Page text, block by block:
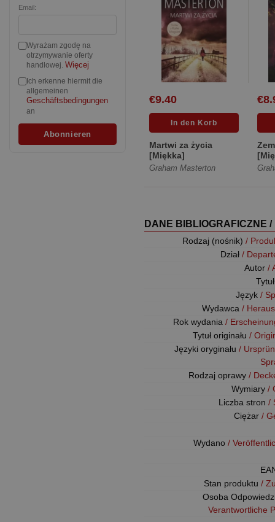
Email:
Wyrażam zgodę na
otrzymywanie oferty
handlowej. Więcej
Ich erkenne hiermit die
allgemeinen
Geschäftsbedingungen
an
€9.40
Martwi za życia
[Miękka]
Graham Masterton
DANE BIBLIOGRAFICZNE
Rodzaj (nośnik) /
Dział /
Autor /
Język /
Wydawca /
Rok wydania /
Tytuł originału /
Języki oryginału /
Rodzaj oprawy /
Wymiary /
Liczba stron /
Ciężar /
Wydano /
Stan produktu /
Osoba
Verantwortliche